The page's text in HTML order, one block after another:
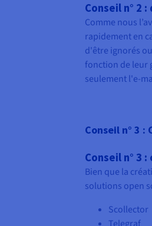
Conseil n° 2
Comme nous
rapidement en
d'être ignorés
fonction de leur
seulement l'e-
Conseil n° 3
Conseil n° 3
Bien que la
solutions open
Scollector